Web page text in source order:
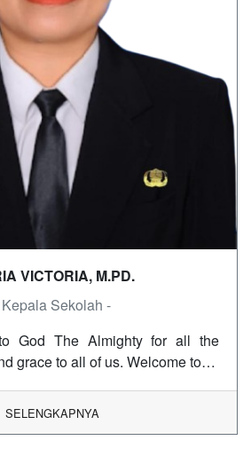
VICTORIA, M.PD.
Sekolah -
God The Almighty for all the
grace to all of us. Welcome to…
SELENGKAPNYA